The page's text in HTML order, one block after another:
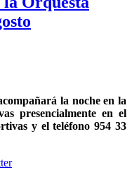
la noche en la
presencialmente en el
y el teléfono 954 33